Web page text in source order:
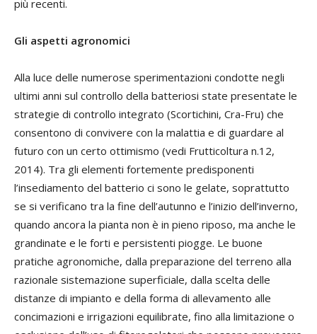
più recenti.
Gli aspetti agronomici
Alla luce delle numerose sperimentazioni condotte negli
ultimi anni sul controllo della batteriosi state presentate le
strategie di controllo integrato (Scortichini, Cra-Fru) che
consentono di convivere con la malattia e di guardare al
futuro con un certo ottimismo (vedi Frutticoltura n.12,
2014). Tra gli elementi fortemente predisponenti
l’insediamento del batterio ci sono le gelate, soprattutto
se si verificano tra la fine dell’autunno e l’inizio dell’inverno,
quando ancora la pianta non è in pieno riposo, ma anche le
grandinate e le forti e persistenti piogge. Le buone
pratiche agronomiche, dalla preparazione del terreno alla
razionale sistemazione superficiale, dalla scelta delle
distanze di impianto e della forma di allevamento alle
concimazioni e irrigazioni equilibrate, fino alla limitazione o